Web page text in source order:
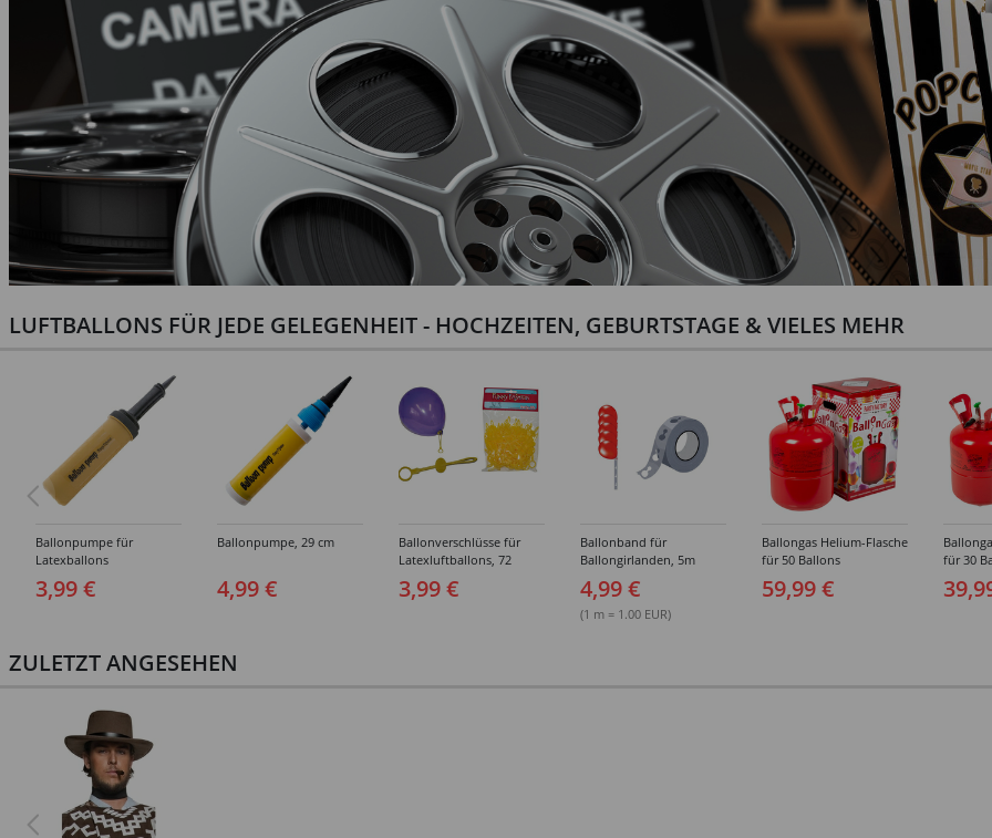
LUFTBALLONS FÜR JEDE GELEGENHEIT - HOCHZEITEN, GEBURTSTAGE & VIELES MEHR
Ballonpumpe für
Latexballons
3,99 €
Ballonpumpe, 29 cm
4,99 €
Ballonverschlüsse für
Latexluftballons, 72
3,99 €
Ballonband für
Ballongirlanden, 5m
4,99 €
(1 m = 1.00 EUR)
Ballongas Helium-Flasche
für 50 Ballons
59,99 €
für 30
ZULETZT ANGESEHEN